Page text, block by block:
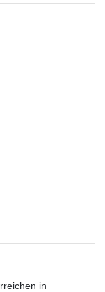
in